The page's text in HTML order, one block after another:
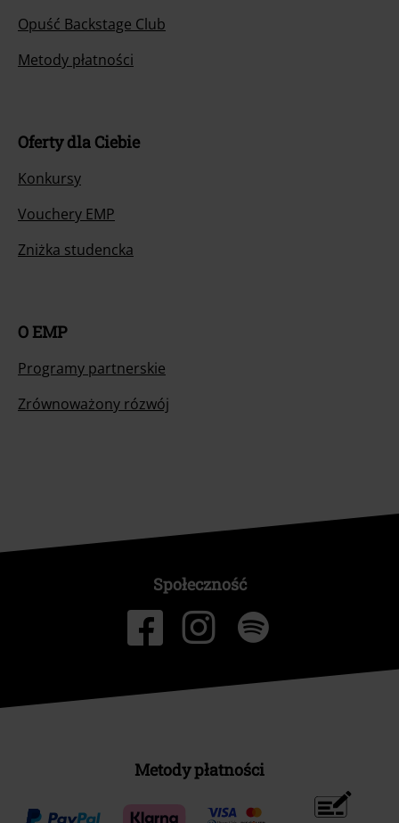
Opuść Backstage Club
Metody płatności
Oferty dla Ciebie
Konkursy
Vouchery EMP
Zniżka studencka
O EMP
Programy partnerskie
Zrównoważony rózwój
Społeczność
Metody płatności